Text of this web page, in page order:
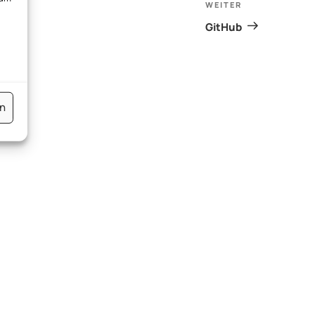
Beitrag
WEITER
GitHub